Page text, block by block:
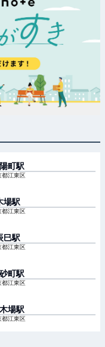
町駅
都江東区
場駅
都江東区
巳駅
都江東区
町駅
都江東区
場駅
都江東区